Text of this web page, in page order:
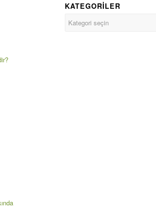
KATEGORILER